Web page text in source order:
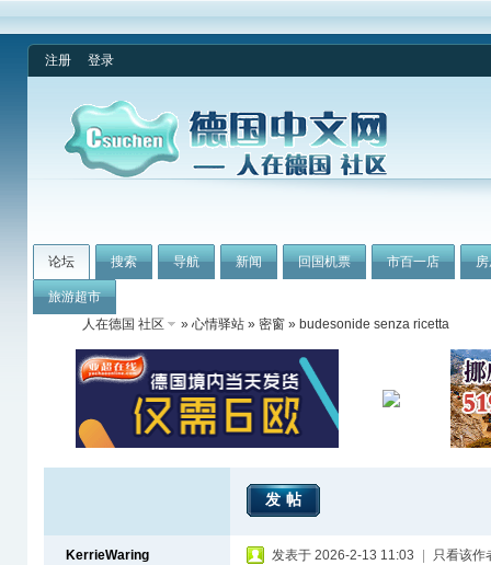
注册 登录
论坛 搜索 导航 新闻 回国机票 市百一店
旅游超市
人在德国 社区
» 心情驿站 » 密窗 » budesonide senza ricetta
发帖
KerrieWaring 发表于 2026-2-13 11:03 只看该作